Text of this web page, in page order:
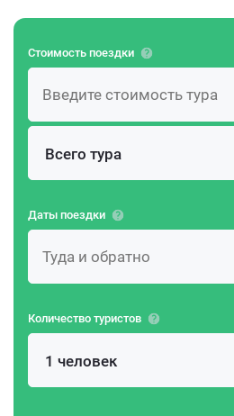
Стоимость поездки
Всего тура
Даты поездки
Количество туристов
1 человек